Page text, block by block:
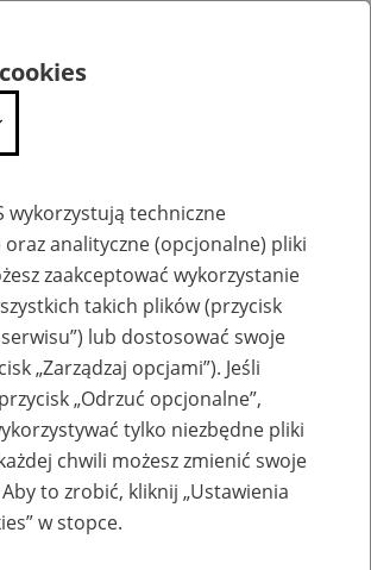
do siebie: eZUS, wizyty
e-wizyty, Aktywni 50+
wykorzystują techniczne
oraz analityczne (opcjonalne) pliki
zaakceptować wykorzystanie
takich plików (przycisk
lub dostosować swoje
„Zarządzaj opcjami”). Jeśli
„Odrzuć opcjonalne”,
tylko niezbędne pliki
chwili możesz zmienić swoje
to zrobić, kliknij „Ustawienia
w stopce.